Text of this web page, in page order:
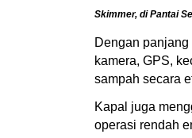
Skimmer, di Pantai
Dengan
kamera, GPS,
sampah secara
Kapal juga
operasi rendah